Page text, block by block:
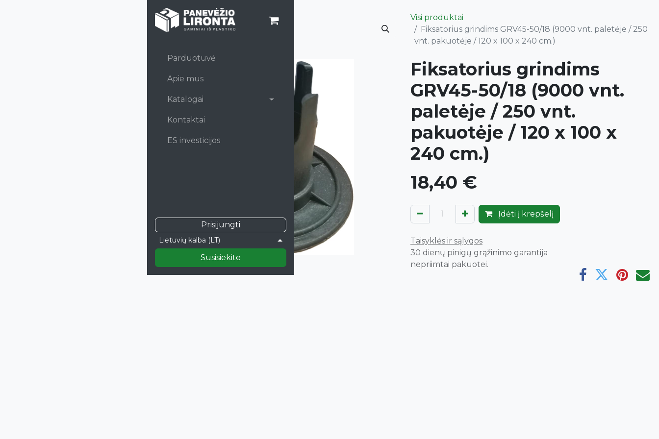
Parduotuvė
Apie mus
Katalogai
Kontaktai
ES investicijos
Prisijungti
Lietuvių kalba (LT)
Susisiekite
Visi produktai
Fiksatorius grindims GRV45-50/18 (9000 vnt. paletėje / 250
vnt. pakuotėje / 120 x 100 x 240 cm.)
Fiksatorius grindims
GRV45-50/18 (9000 vnt.
paletėje / 250 vnt.
pakuotėje / 120 x 100 x
240 cm.)
18,40 €
Įdėti į krepšelį
Taisyklės ir sąlygos
30 dienų pinigų grąžinimo garantija
nepriimtai pakuotei.